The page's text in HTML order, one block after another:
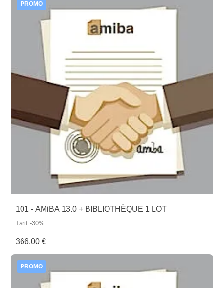
PROMO
101 - AMiBA 13.0 + BIBLIOTHÈQUE 1 LOT
Tarif -30%
366.00 €
PROMO